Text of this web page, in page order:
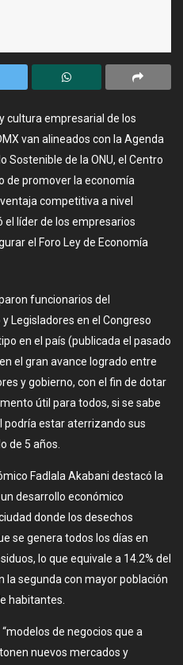
cultura empresarial de los
van alineados con la Agenda
Sostenible de la ONU, el Centro
de promover la economía
competitiva a nivel
el líder de los empresarios
el Foro Ley de Economía
funcionarios del
Legisladores en el Congreso
en el país (publicada el pasado
el gran avance logrado entre
y gobierno, con el fin de dotar
útil para todos, si se sabe
podría estar aterrizando sus
de 5 años.
Fadlala Akabani destacó la
desarrollo económico
donde los desechos
se genera todos los días en
lo que equivale a 14.2% del
la segunda con mayor población
habitantes.
de negocios que a
nuevos mercados y